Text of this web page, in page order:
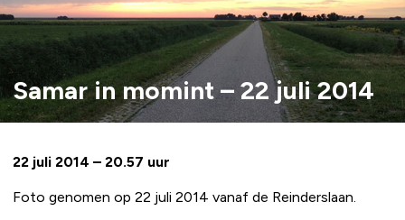
Samar in momint – 22 juli 2014
22 juli 2014 – 20.57 uur
Foto genomen op 22 juli 2014 vanaf de Reinderslaan.